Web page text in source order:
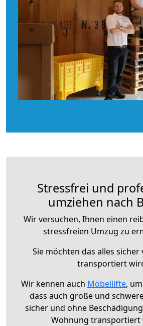
Stressfrei und
umziehen nach
Wir versuchen, Ihnen einen
stressfreien Umzug zu
Sie möchten das alles sicher
transportiert
Wir kennen auch Möbellifte,
dass auch große und
sicher und ohne
Wohnung transportiert